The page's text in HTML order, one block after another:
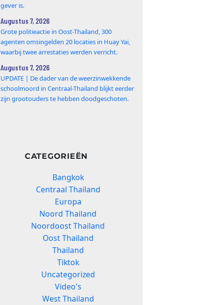
gever is.
Augustus 7, 2026
Grote politieactie in Oost-Thailand, 300
agenten omsingelden 20 locaties in Huay Yai,
waarbij twee arrestaties werden verricht.
Augustus 7, 2026
UPDATE | De dader van de weerzinwekkende
schoolmoord in Centraal-Thailand blijkt eerder
zijn grootouders te hebben doodgeschoten.
CATEGORIEËN
Bangkok
Centraal Thailand
Europa
Noord Thailand
Noordoost Thailand
Oost Thailand
Thailand
Tiktok
Uncategorized
Video's
West Thailand